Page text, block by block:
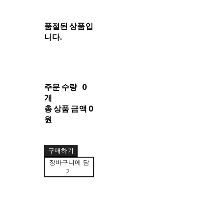
품절된 상품입
니다.
주문 수량 0
개
총 상품 금액 0
원
구매하기
장바구니에 담
기